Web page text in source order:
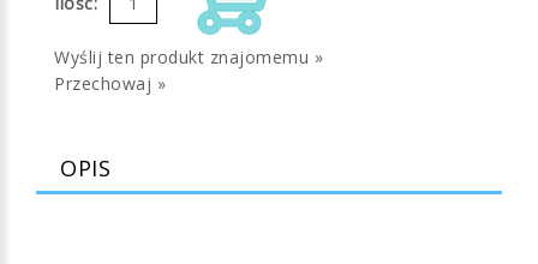
Wyślij ten produkt znajomemu »
Przechowaj »
OPIS